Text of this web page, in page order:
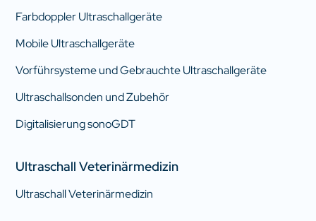
Farbdoppler Ultraschallgeräte
Mobile Ultraschallgeräte
Vorführsysteme und Gebrauchte Ultraschallgeräte
Ultraschallsonden und Zubehör
Digitalisierung sonoGDT
Ultraschall Veterinärmedizin
Ultraschall Veterinärmedizin